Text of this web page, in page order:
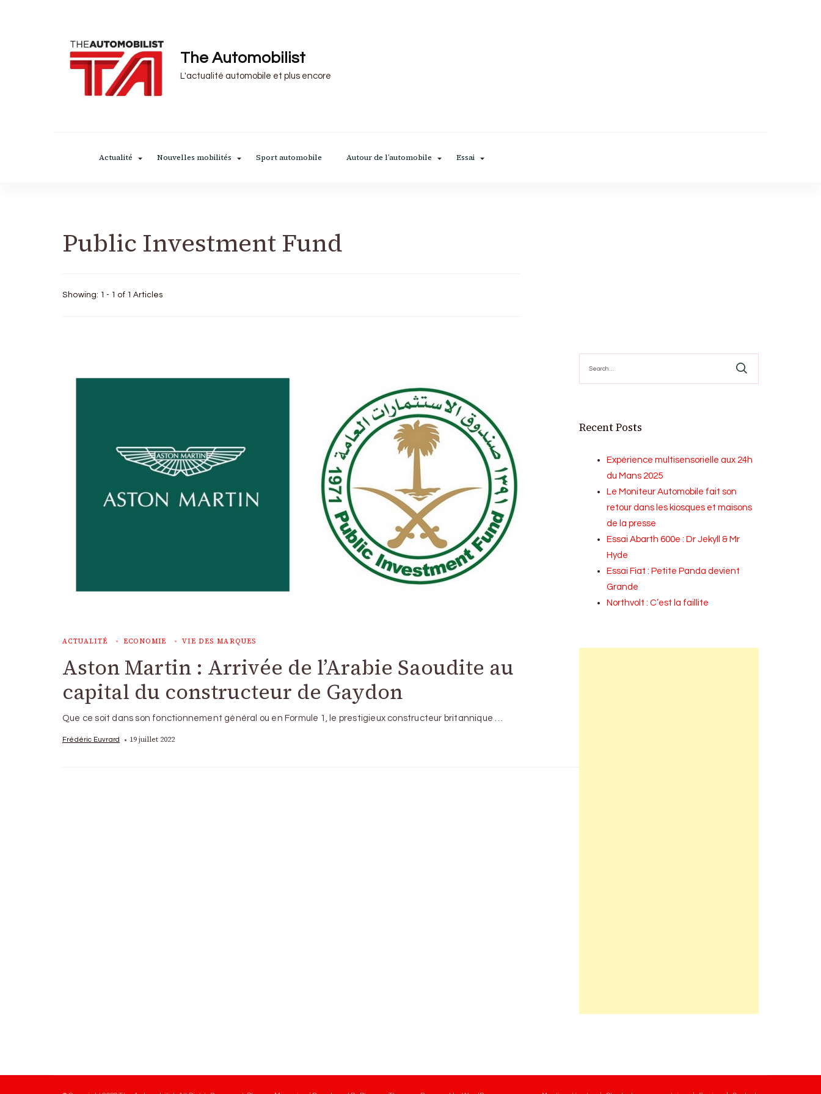
The Automobilist
L'actualité automobile et plus encore
Actualité Nouvelles mobilités Sport automobile Autour de l’automobile Essai
Public Investment Fund
Showing: 1 - 1 of 1 Articles
ACTUALITÉ ECONOMIE VIE DES MARQUES
Aston Martin : Arrivée de l’Arabie Saoudite au
capital du constructeur de Gaydon
Que ce soit dans son fonctionnement général ou en Formule 1, le prestigieux constructeur britannique …
Frédéric Euvrard 19 juillet 2022
for:
Recent Posts
Expérience multisensorielle aux 24h
du Mans 2025
Le Moniteur Automobile fait son
retour dans les kiosques et maisons
de la presse
Essai Abarth 600e : Dr Jekyll & Mr
Hyde
Essai Fiat : Petite Panda devient
Grande
Northvolt : C’est la faillite